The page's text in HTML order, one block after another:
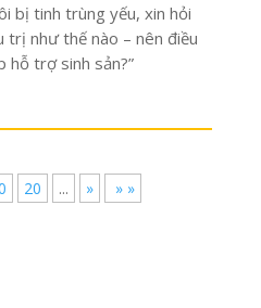
bị tinh trùng yếu, xin hỏi
trị như thế nào – nên điều
hỗ trợ sinh sản?”
20 ... » » »